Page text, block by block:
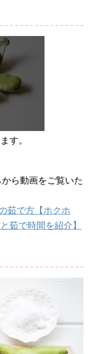
す。
ら動画をご覧いた
茹で方【ホクホ
茹で時間を紹介】